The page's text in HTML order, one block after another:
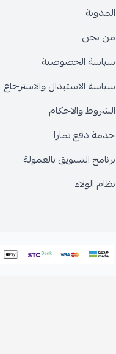
المدونة
من نحن
سياسة الخصوصية
سياسة الاستبدال والاسترجاع
الشروط والاحكام
خدمة دفع تمارا
برنامج التسويق بالعمولة
نظام الولاء